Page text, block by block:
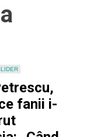
fanii i-